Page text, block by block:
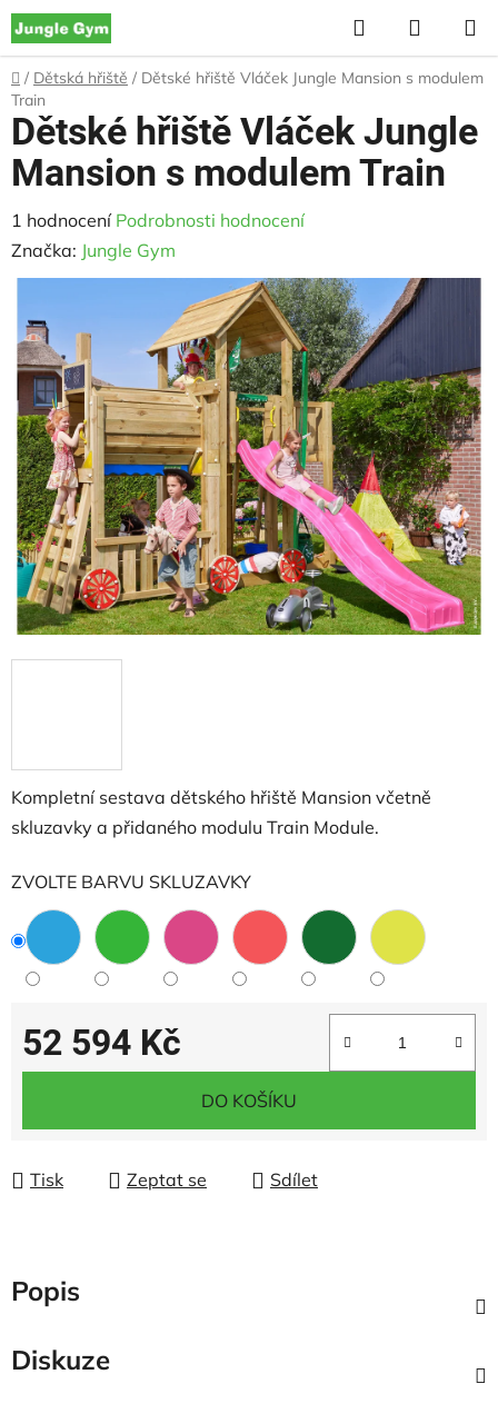
Přejít
na
obsah
Hledat
KOŠÍK
Domů
/ Dětská hřiště / Dětské hřiště Vláček Jungle Mansion s modulem
Train
Kompletní sestava dětského hřiště Mansion včetně
skluzavky a přidaného modulu Train Module.
ZVOLTE BARVU SKLUZAVKY
52 594 Kč
Měrná cena:
DO KOŠÍKU
Tisk Zeptat se Sdílet
Dětské hřiště Vláček Jungle
Mansion s modulem Train
Průměrné
hodnocení
produktu
5,0
z
5
hvězdiček.
1 hodnocení Podrobnosti hodnocení
Značka: Jungle Gym
Popis
Diskuze